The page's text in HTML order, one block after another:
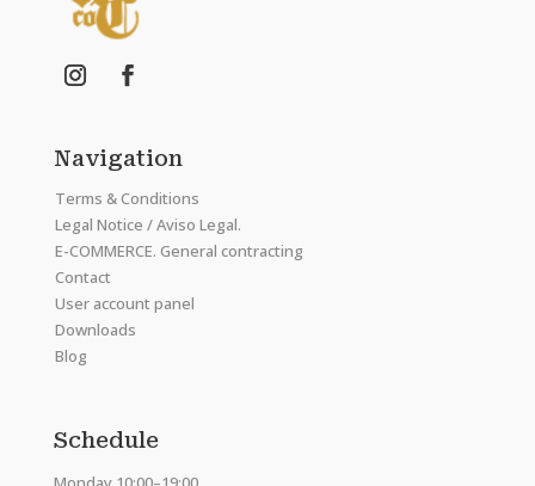
Navigation
Terms & Conditions
Legal Notice / Aviso Legal.
E-COMMERCE. General contracting
Contact
User account panel
Downloads
Blog
Schedule